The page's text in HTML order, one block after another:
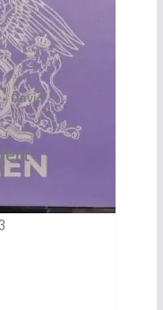
David